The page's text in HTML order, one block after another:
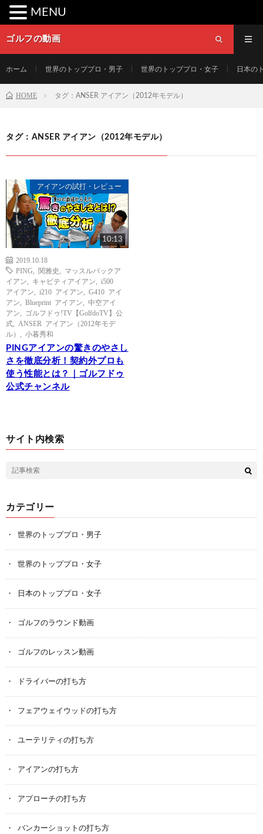
ゴルフの動画
ホーム 世界のトッププロ・男子 世界のトッププロ・女子 日本の
HOME タグ：ANSER アイアン（2012年モデル）
タグ：ANSER アイアン（2012年モデル）
アイアンの試打・レビュー
10:13
2019.10.18
PING
関雅史
マッスルバックア
イアン
キャビティアイアン
i500
アイアン
i210 アイアン
G410 アイ
アン
Blueprint アイアン
中空アイ
アン
ゴルフドゥ!TV【GolfdoTV】公
式
ANSER アイアン（2012年モデ
ル）
小暮秀和
PINGアイアンの驚きのやさし
さを徹底分析！契約外プロも
使う性能とは？｜ゴルフドゥ
公式チャンネル
サイト内検索
カテゴリー
世界のトッププロ・男子
世界のトッププロ・女子
日本のトッププロ・女子
ゴルフのラウンド動画
ゴルフのレッスン動画
ドライバーの打ち方
フェアウェイウッドの打ち方
ユーテリティの打ち方
アイアンの打ち方
アプローチの打ち方
バンカーショットの打ち方
MENU